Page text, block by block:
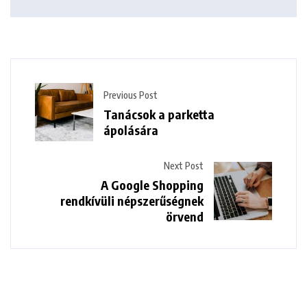
Previous Post
Tanácsok a parketta
ápolására
Next Post
A Google Shopping
rendkívüli népszerűségnek
örvend